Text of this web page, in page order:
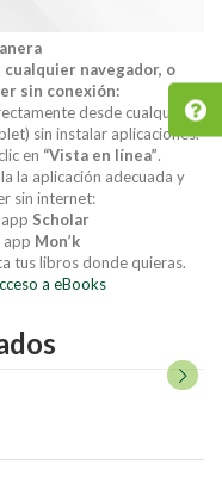
navegador, o
sin conexión:
desde cualquier
sin instalar aplicaciones.
en “Vista en línea”.
la aplicación adecuada y
sin internet:
Scholar
app Mon’k
tus libros donde quieras.
a eBooks